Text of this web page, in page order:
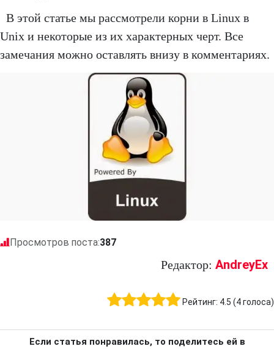
В этой статье мы рассмотрели корни в Linux в
Unix и некоторые из их характерных черт. Все
замечания можно оставлять внизу в комментариях.
Просмотров поста:387
Редактор: AndreyEx
Рейтинг: 4.5 (4голоса)
Если статья понравилась, то поделитесь ей в